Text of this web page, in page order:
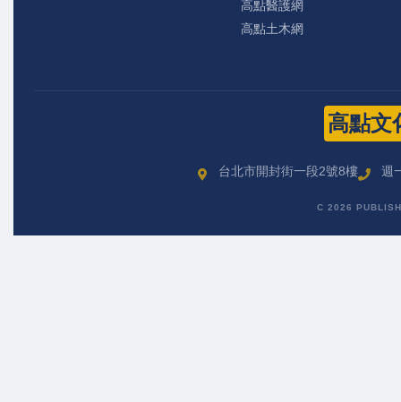
高點醫護網
高點土木網
高點文
台北市開封街一段2號8樓 週
C 2026